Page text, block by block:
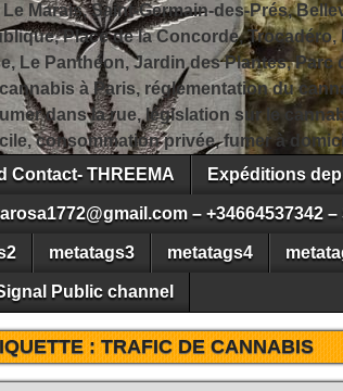
Marais, Saint-Germain-des-Prés,
Place de la Concorde,
Le Panthéon, Jardin des Plantes,
à Paris, réglementation du
dans la rue, législation sur le
consommation privée, fumer à
Contact- THREEMA Expéditions
– +34664537342
metatags3 metatags4
Public channel
:TRAFIC DE CANNABIS